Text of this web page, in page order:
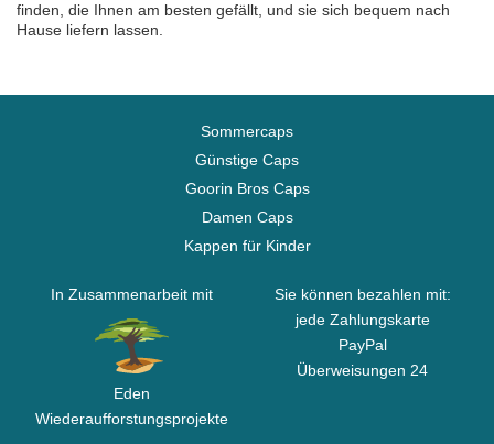
finden, die Ihnen am besten gefällt, und sie sich bequem nach
Hause liefern lassen.
Sommercaps
Günstige Caps
Goorin Bros Caps
Damen Caps
Kappen für Kinder
In Zusammenarbeit mit
Eden
Wiederaufforstungsprojekte
Sie können bezahlen mit:
jede Zahlungskarte
PayPal
Überweisungen 24